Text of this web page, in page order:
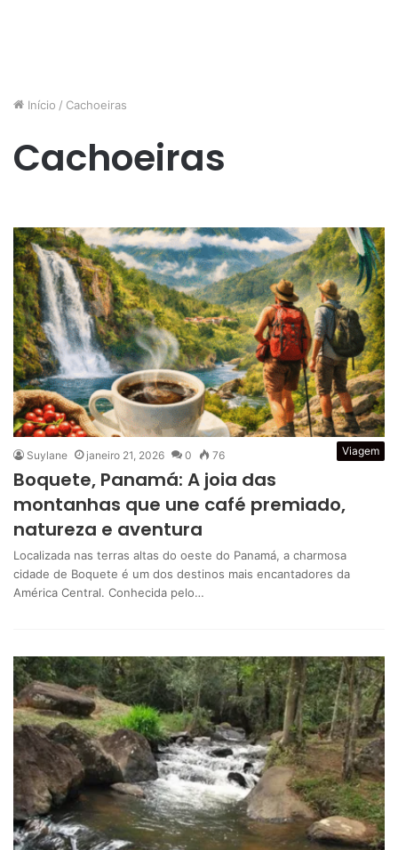
Início / Cachoeiras
Cachoeiras
Viagem
Suylane janeiro 21, 2026 0 76
Boquete, Panamá: A joia das
montanhas que une café premiado,
natureza e aventura
Localizada nas terras altas do oeste do Panamá, a charmosa
cidade de Boquete é um dos destinos mais encantadores da
América Central. Conhecida pelo…